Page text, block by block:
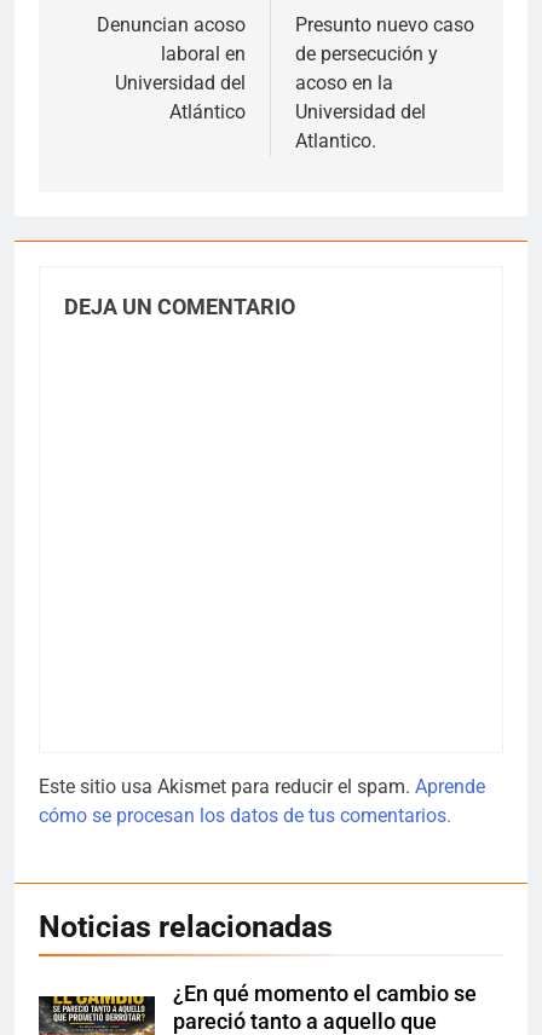
entradas
Denuncian acoso
laboral en
Universidad del
Atlántico
Presunto nuevo caso
de persecución y
acoso en la
Universidad del
Atlantico.
DEJA UN COMENTARIO
Este sitio usa Akismet para reducir el spam. Aprende
cómo se procesan los datos de tus comentarios.
Noticias relacionadas
¿En qué momento el cambio se
pareció tanto a aquello que